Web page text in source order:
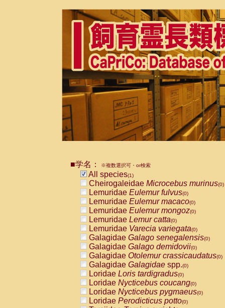
■学名： ※複数選択可・or検索
All species(1)
Cheirogaleidae Microcebus murinus(0)
Lemuridae Eulemur fulvus(0)
Lemuridae Eulemur macaco(0)
Lemuridae Eulemur mongoz(0)
Lemuridae Lemur catta(0)
Lemuridae Varecia variegata(0)
Galagidae Galago senegalensis(0)
Galagidae Galago demidovii(0)
Galagidae Otolemur crassicaudatus(0)
Galagidae Galagidae spp.(0)
Loridae Loris tardigradus(0)
Loridae Nycticebus coucang(0)
Loridae Nycticebus pygmaeus(0)
Loridae Perodicticus potto(0)